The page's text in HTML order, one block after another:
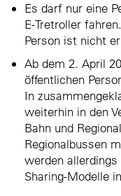
Es darf nur eine
E-Tretroller
Person ist nicht
Ab dem 2. April
öffentlichen
In
weiterhin in den
Bahn und
Regionalbussen
werden
Sharing-Modelle